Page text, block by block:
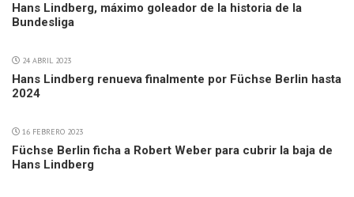
Hans Lindberg, máximo goleador de la historia de la
Bundesliga
24 ABRIL 2023
Hans Lindberg renueva finalmente por Füchse Berlin hasta
2024
16 FEBRERO 2023
Füchse Berlin ficha a Robert Weber para cubrir la baja de
Hans Lindberg